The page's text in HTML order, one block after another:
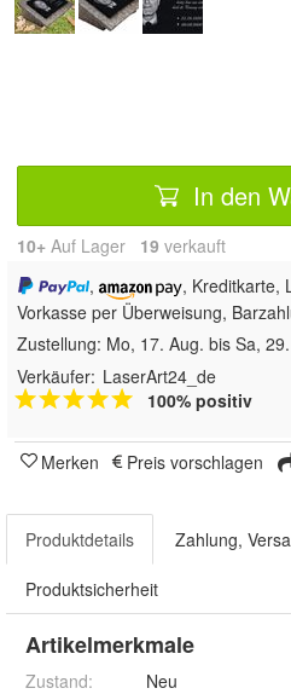
In den
10+ Auf Lager 19 verkauft
,
, Kreditkarte,
Vorkasse per Überweisung,
Zustellung: Mo, 17. Aug. bis Sa,
Verkäufer: LaserArt24_de
100% positiv
Merken Preis vorschlagen
Produktdetails Zahlung,
Produktsicherheit
Artikelmerkmale
Zustand:
Neu